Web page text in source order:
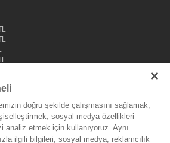
doğru şekilde çalışmasını sağlamak,
sosyal medya özellikleri
etmek için kullanıyoruz. Aynı
ilgili bilgileri; sosyal medya, reklamcılık